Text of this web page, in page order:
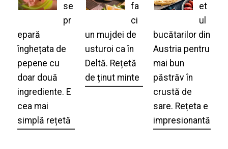
se
pr
epară
înghețata de
pepene cu
doar două
ingrediente. E
cea mai
simplă rețetă
fa
ci
un mujdei de
usturoi ca în
Deltă. Rețetă
de ținut minte
et
ul
bucătarilor din
Austria pentru
mai bun
păstrăv în
crustă de
sare. Rețeta e
impresionantă